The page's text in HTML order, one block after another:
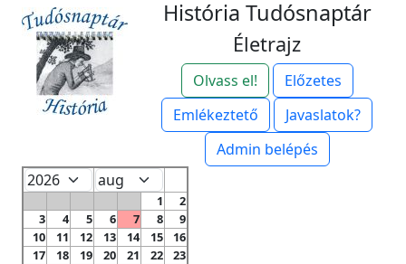
História Tudósnaptár
Életrajz
Olvass el!
Előzetes
Emlékeztető
Javaslatok?
Admin belépés
1
2
3
4 5 6 7 8
9
10
11 12 13 14 15
16
17
18 19 20 21 22
23